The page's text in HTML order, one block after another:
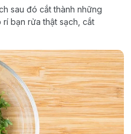
sau đó cắt thành những
rí bạn rửa thật sạch, cắt